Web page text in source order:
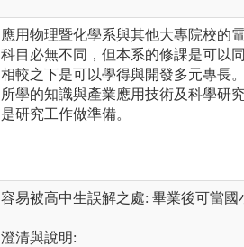
應用物理暨化學系與其他大專院校的
科目必無不同，但本系的修課是可以
相較之下是可以學得與開發多元專長
所學的知識與產業應用技術及科學研
是研究工作做準備。
容易被高中生誤解之處: 畢業後可當國
澄清與說明: